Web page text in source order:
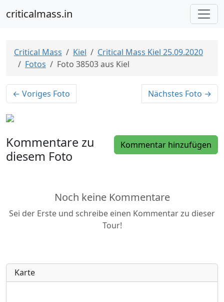
criticalmass.in
Critical Mass Kiel
Critical Mass Kiel 25.09.2020
Fotos
Foto 38503 aus Kiel
← Voriges Foto Nächstes Foto →
Kommentar hinzufügen
Kommentare zu
diesem Foto
Noch keine Kommentare
Sei der Erste und schreibe einen Kommentar zu dieser
Tour!
Karte